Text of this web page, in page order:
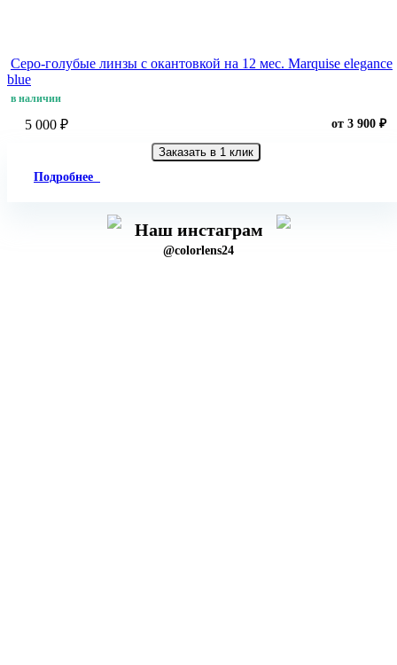
Серо-голубые линзы c окантовкой на 12 мес. Marquise elegance
blue
в наличии
5 000 ₽ от 3 900 ₽
Заказать в 1 клик
Подробнее
Наш инстаграм
@colorlens24